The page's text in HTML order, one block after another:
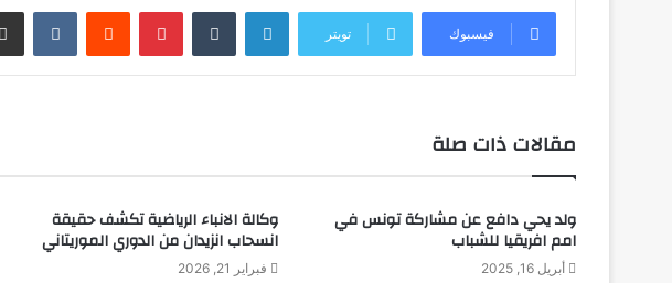
فيسبوك تويتر
لينكدإن بينتيريست
مقالات ذات صلة
ولد يحي دافع عن مشاركة تونس في
امم افريقيا للشباب
أبريل 16, 2025
وكالة الانباء الرياضية تكشف حقيقة
انسحاب انزيدان من الدوري الموريتاني
فبراير 21, 2026